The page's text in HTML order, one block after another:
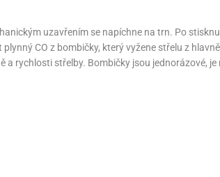
uzavřením se napíchne na trn. Po
CO z bombičky, který vyžene střelu z
a rychlosti střelby. Bombičky jsou jednorázové, je